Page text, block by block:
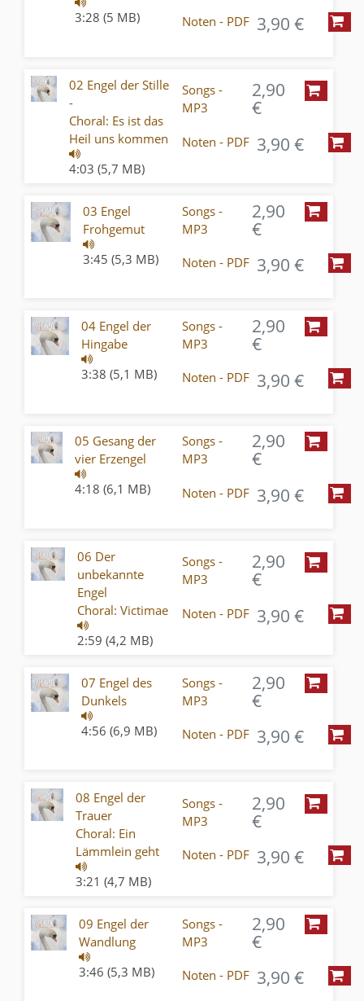
3:28 (5 MB)
Noten - PDF 3,90 €
02 Engel der Stille
-
Choral: Es ist das
Heil uns kommen
4:03 (5,7 MB)
Songs -
MP3
2,90
€
Noten - PDF 3,90 €
03 Engel
Frohgemut
3:45 (5,3 MB)
Songs -
MP3
2,90
€
Noten - PDF 3,90 €
04 Engel der
Hingabe
3:38 (5,1 MB)
Songs -
MP3
2,90
€
Noten - PDF 3,90 €
05 Gesang der
vier Erzengel
4:18 (6,1 MB)
Songs -
MP3
2,90
€
Noten - PDF 3,90 €
06 Der
unbekannte
Engel
Choral: Victimae
2:59 (4,2 MB)
Songs -
MP3
2,90
€
Noten - PDF 3,90 €
07 Engel des
Dunkels
4:56 (6,9 MB)
Songs -
MP3
2,90
€
Noten - PDF 3,90 €
08 Engel der
Trauer
Choral: Ein
Lämmlein geht
3:21 (4,7 MB)
Songs -
MP3
2,90
€
Noten - PDF 3,90 €
09 Engel der
Wandlung
3:46 (5,3 MB)
Songs -
MP3
2,90
€
Noten - PDF 3,90 €